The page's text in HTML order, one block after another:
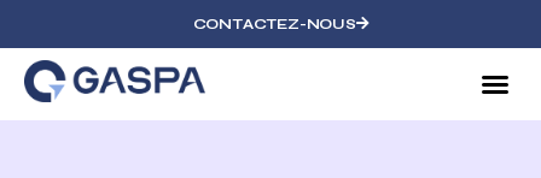
CONTACTEZ-NOUS